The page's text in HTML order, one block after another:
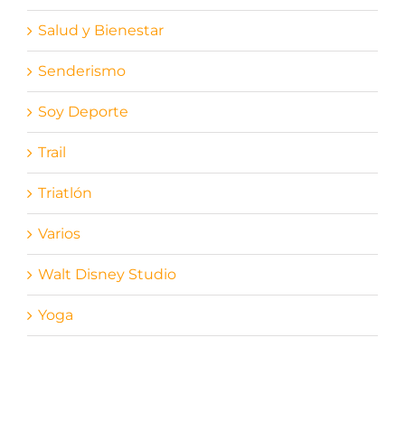
Salud y Bienestar
Senderismo
Soy Deporte
Trail
Triatlón
Varios
Walt Disney Studio
Yoga